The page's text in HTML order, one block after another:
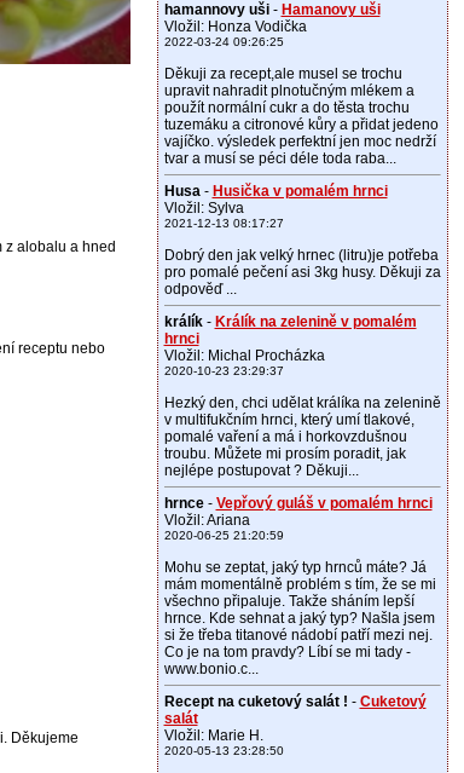
z alobalu a hned
receptu nebo
Děkujeme
hamannovy uši- Hamanovy uši
Vložil: Honza Vodička
2022-03-24 09:26:25
Děkuji za recept,ale musel se trochu
upravit nahradit plnotučným mlékem a
použít normální cukr a do těsta trochu
tuzemáku a citronové kůry a přidat jedeno
vajíčko. výsledek perfektní jen moc nedrží
tvar a musí se péci déle toda raba...
Husa- Husička v pomalém hrnci
Vložil: Sylva
2021-12-13 08:17:27
Dobrý den jak velký hrnec (litru)je potřeba
pro pomalé pečení asi 3kg husy. Děkuji za
odpověď ...
králík- Králík na zelenině v pomalém
hrnci
Vložil: Michal Procházka
2020-10-23 23:29:37
Hezký den, chci udělat králíka na zelenině
v multifukčním hrnci, který umí tlakové,
pomalé vaření a má i horkovzdušnou
troubu. Můžete mi prosím poradit, jak
nejlépe postupovat ? Děkuji...
hrnce- Vepřový guláš v pomalém hrnci
Vložil: Ariana
2020-06-25 21:20:59
Mohu se zeptat, jaký typ hrnců máte? Já
mám momentálně problém s tím, že se mi
všechno připaluje. Takže sháním lepší
hrnce. Kde sehnat a jaký typ? Našla jsem
si že třeba titanové nádobí patří mezi nej.
Co je na tom pravdy? Líbí se mi tady -
www.bonio.c...
Recept na cuketový salát ! - Cuketový
salát
Vložil: Marie H.
2020-05-13 23:28:50